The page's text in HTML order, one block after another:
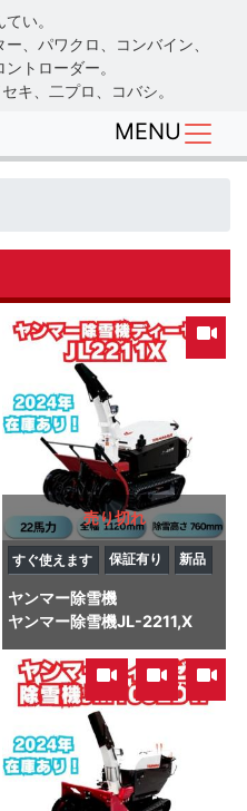
い。
、パワクロ、コンバイン、
トローダー。
キ、二プロ、コバシ。
MENU
売り切れ
すぐ使えます 保証有り 新品
ヤンマー除雪機
ヤンマー除雪機JL-2211,X
, ,